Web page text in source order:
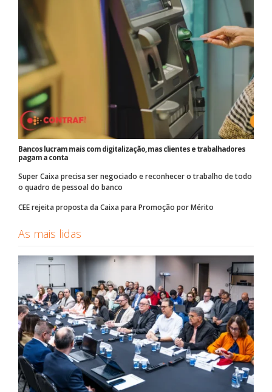
Bancos lucram mais com digitalização, mas clientes e trabalhadores
pagam a conta
Super Caixa precisa ser negociado e reconhecer o trabalho de todo
o quadro de pessoal do banco
CEE rejeita proposta da Caixa para Promoção por Mérito
As mais lidas